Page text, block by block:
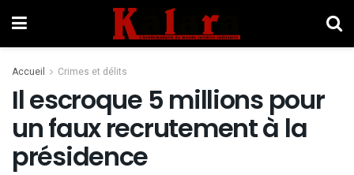
Accueil Crimes et délits
Il escroque 5 millions pour
un faux recrutement à la
présidence